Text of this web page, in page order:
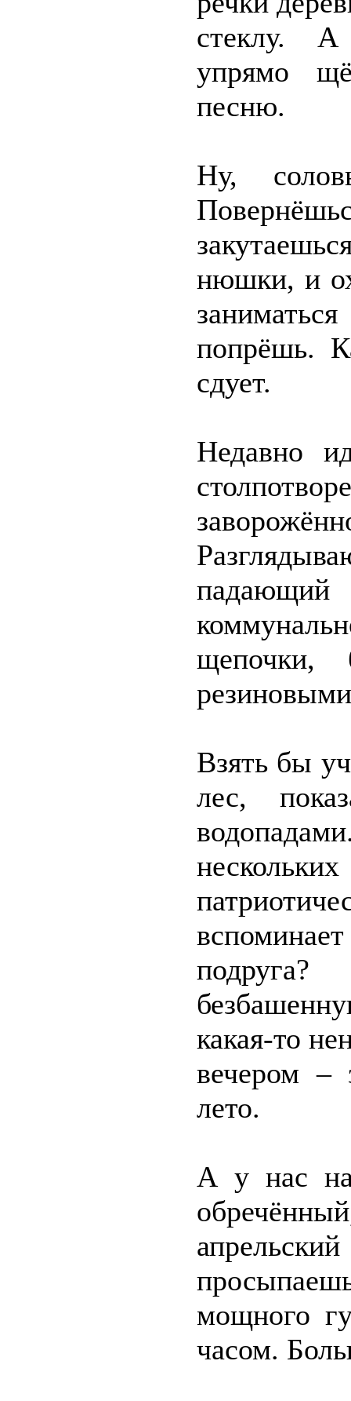
стеклу. А
упрямо
песню.
Ну,
нюшки, и
попрёшь.
сдует.
Недавно
щепочки,
Взять бы
лес,
какая-то
вечером –
лето.
А у нас
мощного
часом.